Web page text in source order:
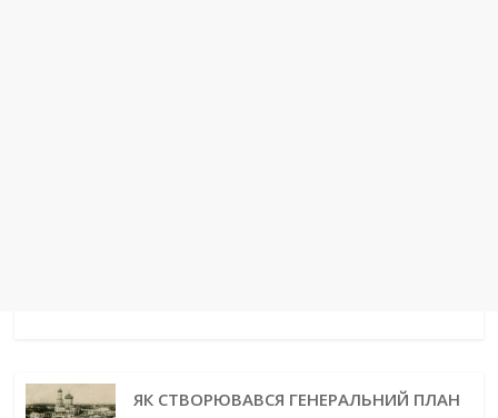
ЯК СТВОРЮВАВСЯ ГЕНЕРАЛЬНИЙ ПЛАН